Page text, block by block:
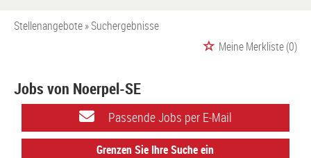
Stellenangebote Suchergebnisse
Meine Merkliste(0)
Jobs von Noerpel-SE
Passende Jobs per E-Mail
Grenzen Sie Ihre Suche ein